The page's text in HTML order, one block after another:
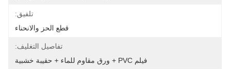
تلفيق:
قطع الحز والانحناء
تفاصيل التغليف:
فيلم PVC + ورق مقاوم للماء + حقيبة خشبية